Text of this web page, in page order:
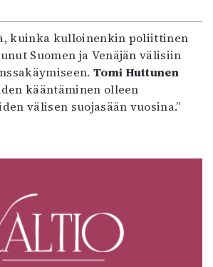
kuinka kulloinenkin poliittinen
Suomen ja Venäjän välisiin
Tomi Huttunen
kääntäminen olleen
välisen suojasään vuosina.”